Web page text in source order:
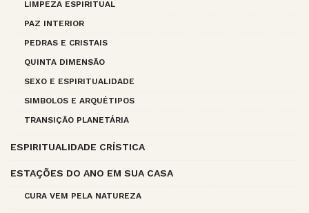
LIMPEZA ESPIRITUAL
PAZ INTERIOR
PEDRAS E CRISTAIS
QUINTA DIMENSÃO
SEXO E ESPIRITUALIDADE
SIMBOLOS E ARQUÉTIPOS
TRANSIÇÃO PLANETÁRIA
ESPIRITUALIDADE CRÍSTICA
ESTAÇÕES DO ANO EM SUA CASA
CURA VEM PELA NATUREZA